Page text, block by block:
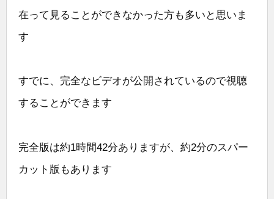
在って見ることができなかった方も多いと思いま
す
すでに、完全なビデオが公開されているので視聴
することができます
完全版は約1時間42分ありますが、約2分のスパー
カット版もあります